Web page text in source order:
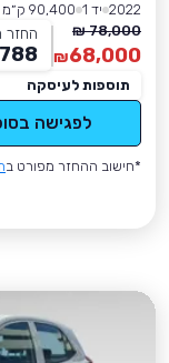
2022 יד 1
90,400 ק״מ
78,000 ₪
68,000
₪
החזר
788
תוספות לעיסקה
לפגישה
*חישוב ההחזר מפורט ב